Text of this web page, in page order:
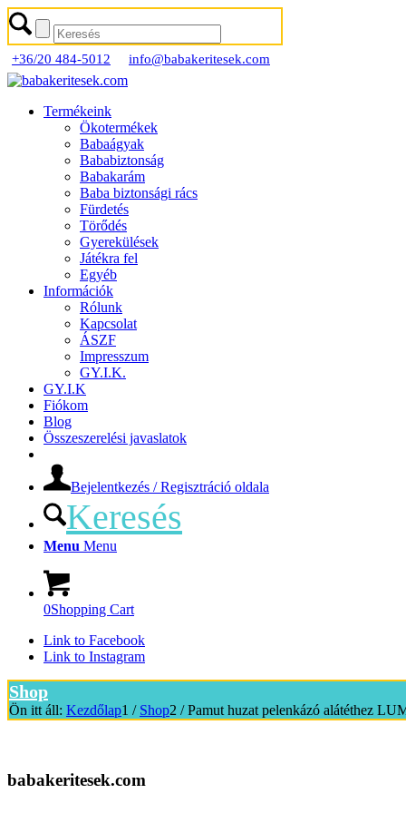
+36/20 484-5012 info@babakeritesek.com
Termékeink
Ökotermékek
Babaágyak
Bababiztonság
Babakarám
Baba biztonsági rács
Fürdetés
Törődés
Gyerekülések
Játékra fel
Egyéb
Információk
Rólunk
Kapcsolat
ÁSZF
Impresszum
GY.I.K.
GY.I.K
Fiókom
Blog
Összeszerelési javaslatok
Bejelentkezés / Regisztráció oldala
Keresés
Menu Menu
0Shopping Cart
Link to Facebook
Link to Instagram
Shop
Ön itt áll: Kezdőlap1 / Shop2 / Pamut huzat pelenkázó alátéthez
babakeritesek.com